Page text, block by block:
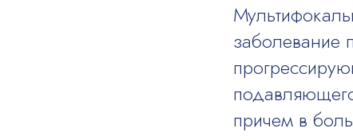
заболевание
причем в